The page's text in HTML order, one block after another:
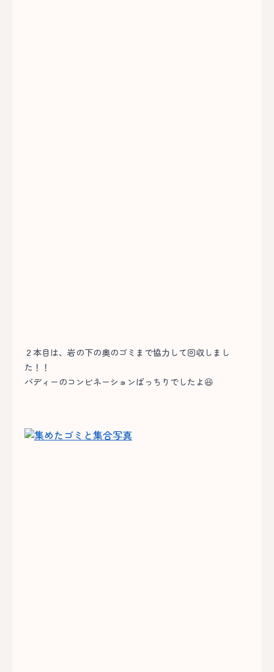
２本目は、岩の下の奥のゴミまで協力して回収しまし
た！！
バディーのコンビネーションばっちりでしたよ😆